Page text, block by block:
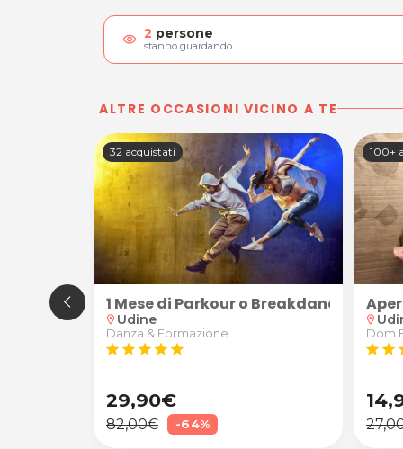
visibility 2 persone
stanno guardando
ALTRE OCCASIONI VICINO A TE
sportivi schiena, cervicale, spalle e
32 acquistati
1 Mese di Parkour o Breakdance
location_on Udine
Danza & Formazione
star star star star star
29,90€
82,00€ -64%
100+
location_on
Dom
star star